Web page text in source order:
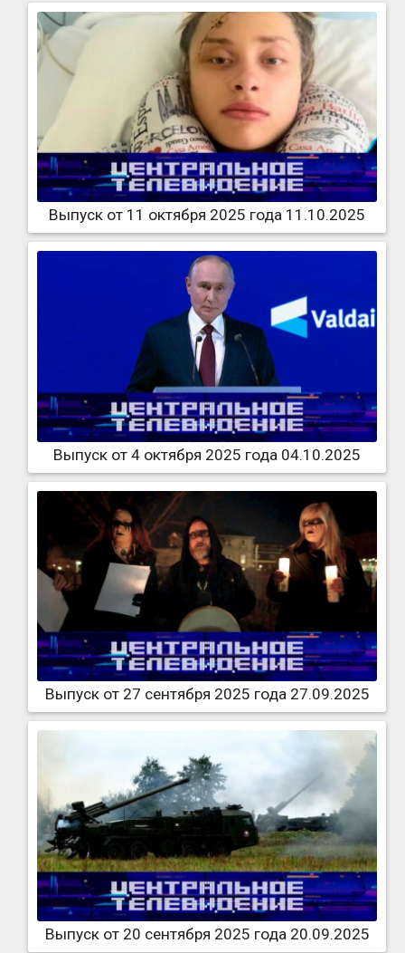
Выпуск от 11 октября 2025 года 11.10.2025
Выпуск от 4 октября 2025 года 04.10.2025
Выпуск от 27 сентября 2025 года 27.09.2025
Выпуск от 20 сентября 2025 года 20.09.2025